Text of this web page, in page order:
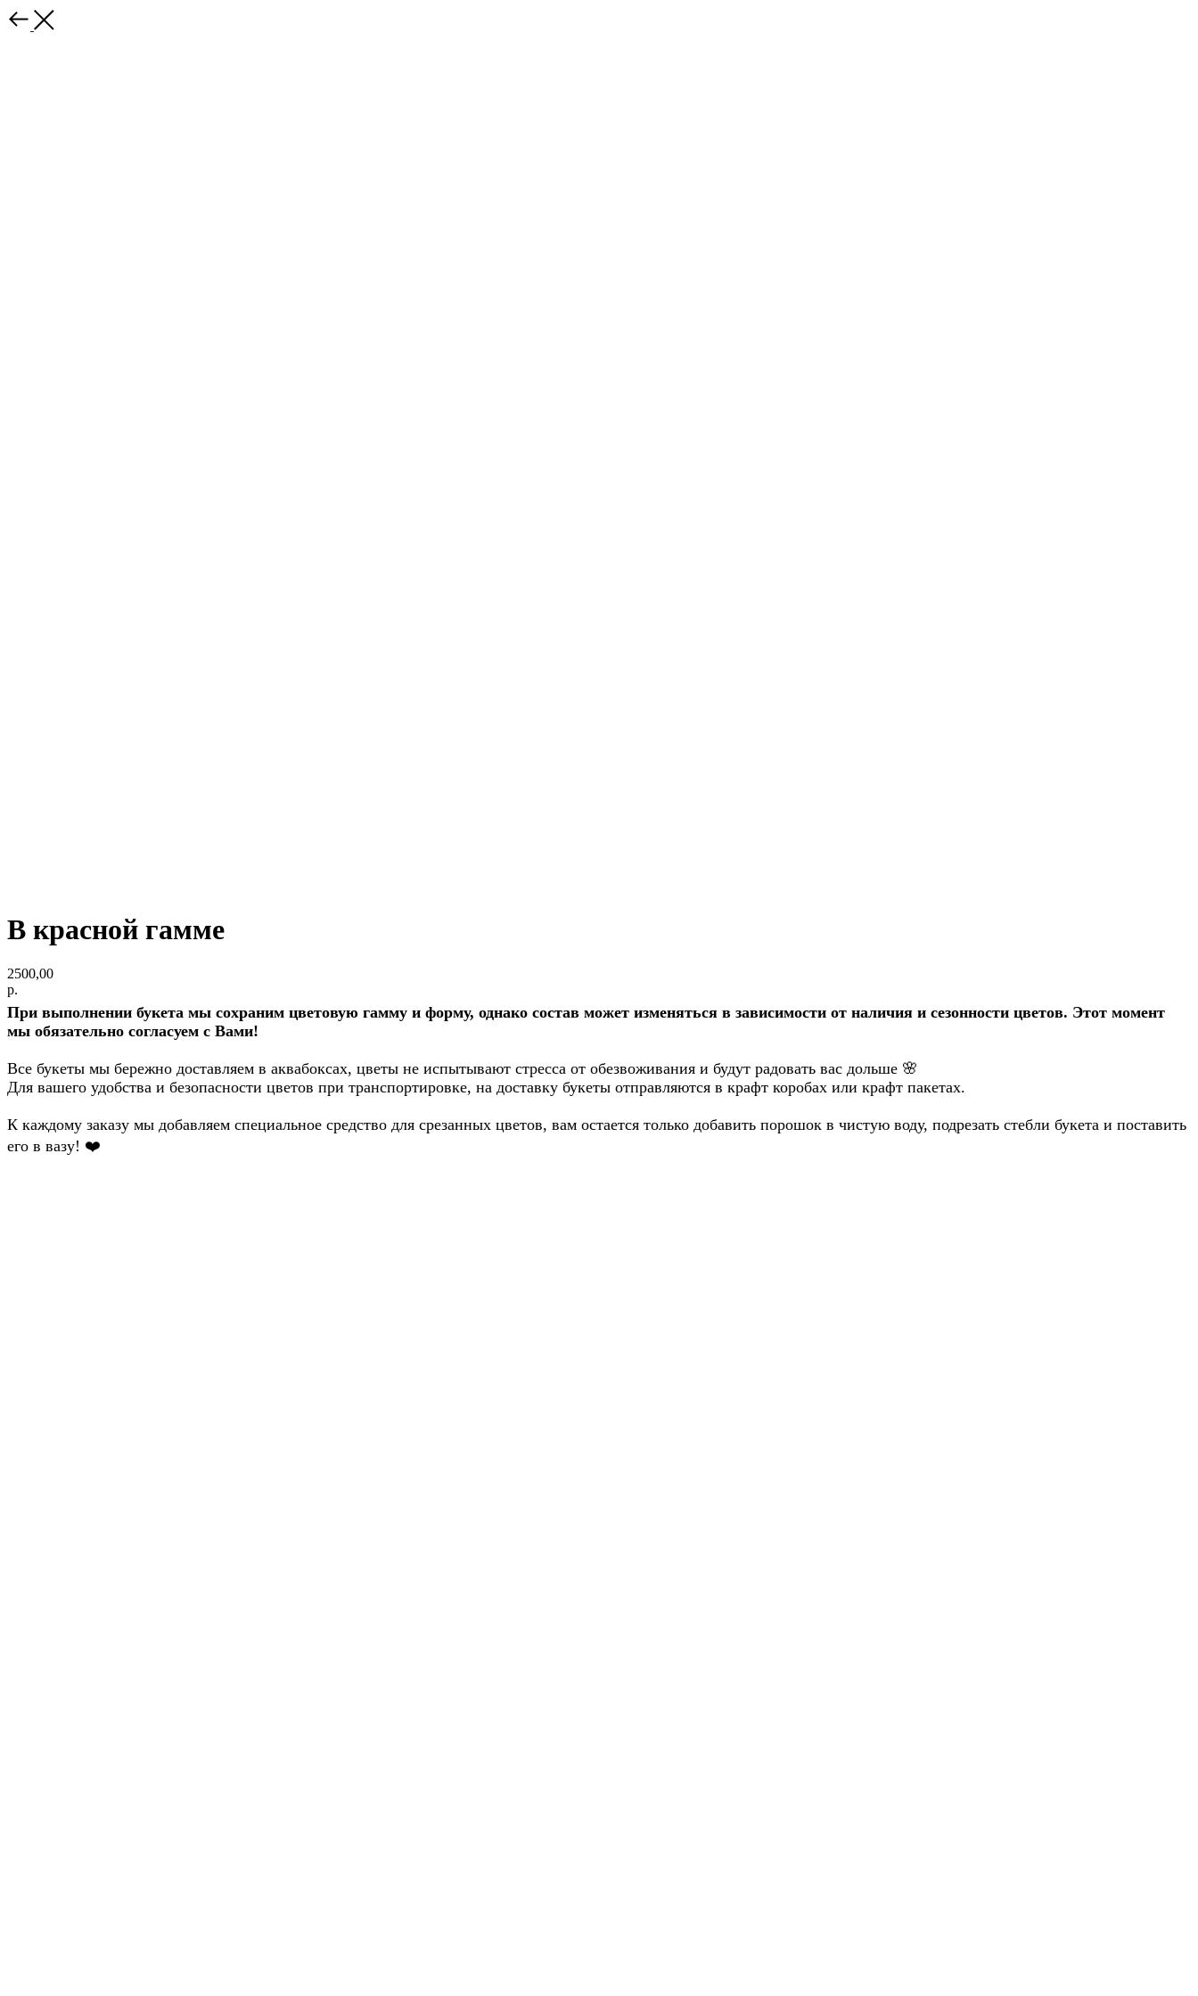
В красной гамме
2500,00
р.
При выполнении букета мы сохраним цветовую гамму и форму, однако состав может изменяться в зависимости от наличия и сезонности цветов. Этот момент
мы обязательно согласуем с Вами!
Все букеты мы бережно доставляем в аквабоксах, цветы не испытывают стресса от обезвоживания и будут радовать вас дольше 🌸
Для вашего удобства и безопасности цветов при транспортировке, на доставку букеты отправляются в крафт коробах или крафт пакетах.
К каждому заказу мы добавляем специальное средство для срезанных цветов, вам остается только добавить порошок в чистую воду, подрезать стебли букета и поставить
его в вазу! ❤️